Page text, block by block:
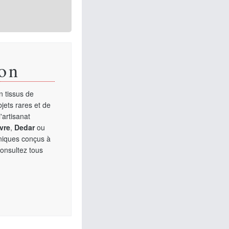
tissus de
rares et de
, Dedarou
conçus à
tous